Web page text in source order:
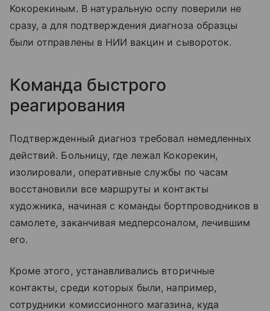
Кокорекиным. В натуральную оспу поверили не
сразу, а для подтверждения диагноза образцы
были отправлены в НИИ вакцин и сывороток.
Команда быстрого
реагирования
Подтвержденный диагноз требовал немедленных
действий. Больницу, где лежал Кокорекин,
изолировали, оперативные службы по часам
восстановили все маршруты и контакты
художника, начиная с команды бортпроводников в
самолете, заканчивая медперсоналом, лечившим
его.
Кроме этого, устанавливались вторичные
контакты, среди которых были, например,
сотрудники комиссионного магазина, куда